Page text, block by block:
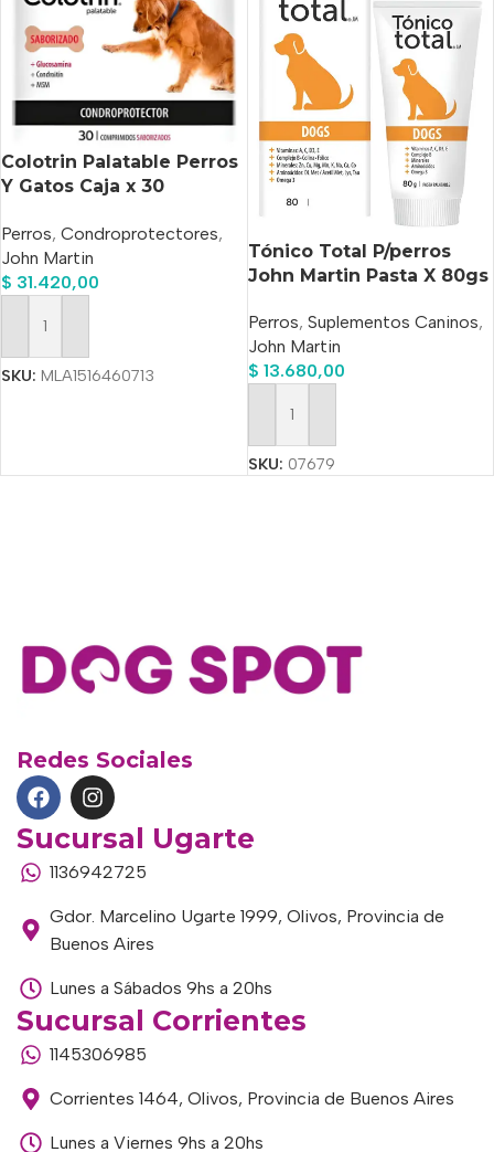
Colotrin Palatable Perros
Y Gatos Caja x 30
Perros, Condroprotectores,
John Martin
$ 31.420,00
Añadir Al Carrito
SKU: MLA1516460713
Tónico Total P/perros
John Martin Pasta X 80gs
Perros, Suplementos Caninos,
John Martin
$ 13.680,00
Añadir Al Carrito
SKU: 07679
Redes Sociales
Sucursal Ugarte
1136942725
Gdor. Marcelino Ugarte 1999, Olivos, Provincia de
Buenos Aires
Lunes a Sábados 9hs a 20hs
Sucursal Corrientes
1145306985
Corrientes 1464, Olivos, Provincia de Buenos Aires
Lunes a Viernes 9hs a 20hs